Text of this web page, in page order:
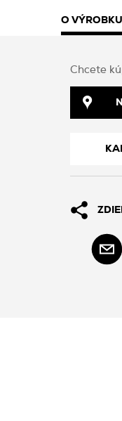
O VÝROBKU
Chcete